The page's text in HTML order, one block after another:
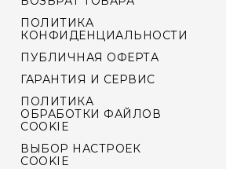
ПОЛИТИКА
КОНФИДЕНЦИАЛЬНОСТИ
ПУБЛИЧНАЯ ОФЕРТА
ГАРАНТИЯ И СЕРВИС
ПОЛИТИКА
ОБРАБОТКИ ФАЙЛОВ
COOKIE
ВЫБОР НАСТРОЕК
COOKIE